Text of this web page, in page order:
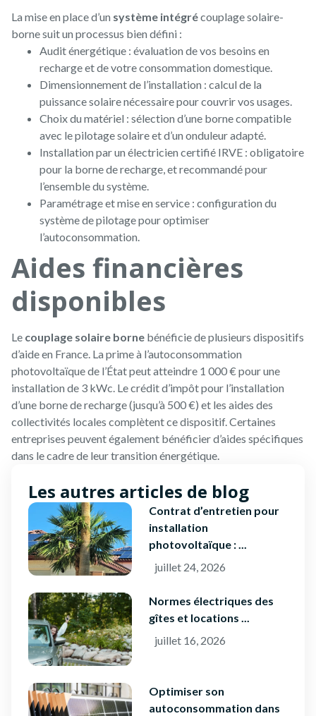
La mise en place d’un système intégrécouplage solaire-
borne suit un processus bien défini :
Audit énergétique : évaluation de vos besoins en
recharge et de votre consommation domestique.
Dimensionnement de l’installation : calcul de la
puissance solaire nécessaire pour couvrir vos usages.
Choix du matériel : sélection d’une borne compatible
avec le pilotage solaire et d’un onduleur adapté.
Installation par un électricien certifié IRVE : obligatoire
pour la borne de recharge, et recommandé pour
l’ensemble du système.
Paramétrage et mise en service : configuration du
système de pilotage pour optimiser
l’autoconsommation.
Aides financières
disponibles
Le couplage solaire borne bénéficie de plusieurs dispositifs
d’aide en France. La prime à l’autoconsommation
photovoltaïque de l’État peut atteindre 1 000 € pour une
installation de 3 kWc. Le crédit d’impôt pour l’installation
d’une borne de recharge (jusqu’à 500 €) et les aides des
collectivités locales complètent ce dispositif. Certaines
entreprises peuvent également bénéficier d’aides spécifiques
dans le cadre de leur transition énergétique.
Les autres articles de blog
Contrat d’entretien pour
installation
photovoltaïque : ...
juillet 24, 2026
Normes électriques des
gîtes et locations ...
juillet 16, 2026
Optimiser son
autoconsommation dans